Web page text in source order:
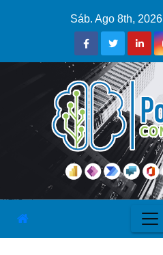
Sáb. Ago 8th, 2026